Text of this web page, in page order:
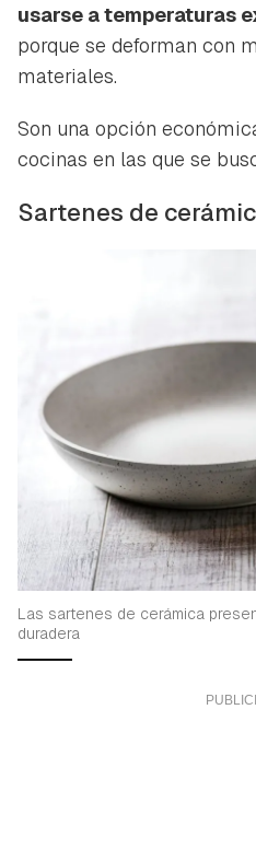
usarse a temperaturas
porque se deforman con
materiales.
Son una opción
cocinas en las que se
Sartenes de
Las sartenes de cerámica
duradera